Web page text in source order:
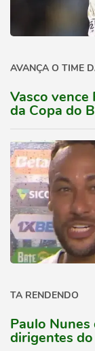
AVANÇA O TIME
Vasco vence
da Copa do
TA RENDENDO
Paulo
dirigentes